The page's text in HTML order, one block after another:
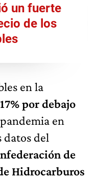
un fuerte
de los
en la
17% por debajo
en
datos del
de
Hidrocarburos